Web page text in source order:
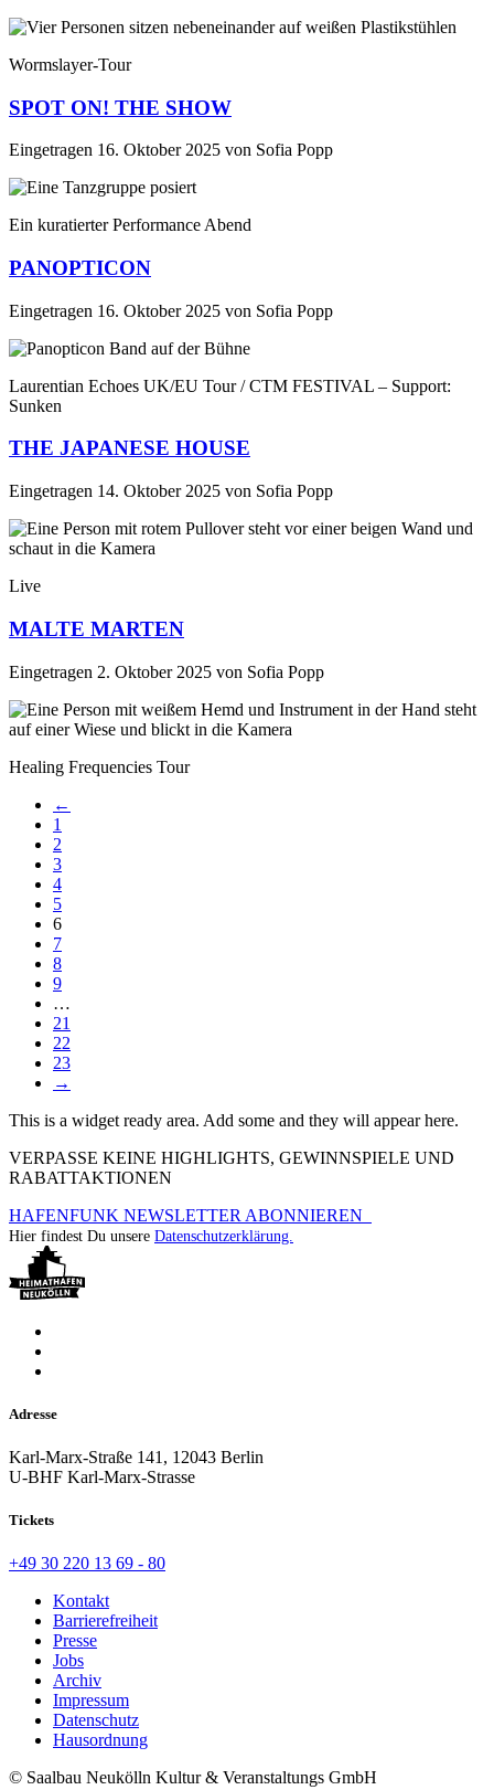
Wormslayer-Tour
SPOT ON! THE SHOW
Eingetragen 16. Oktober 2025 von Sofia Popp
Ein kuratierter Performance Abend
PANOPTICON
Eingetragen 16. Oktober 2025 von Sofia Popp
Laurentian Echoes UK/EU Tour / CTM FESTIVAL – Support:
Sunken
THE JAPANESE HOUSE
Eingetragen 14. Oktober 2025 von Sofia Popp
Live
MALTE MARTEN
Eingetragen 2. Oktober 2025 von Sofia Popp
Healing Frequencies Tour
←
1
2
3
4
5
6
7
8
9
…
21
22
23
→
This is a widget ready area. Add some and they will appear here.
VERPASSE KEINE HIGHLIGHTS, GEWINNSPIELE UND
RABATTAKTIONEN
HAFENFUNK NEWSLETTER ABONNIEREN
Hier findest Du unsere Datenschutzerklärung.
Adresse
Karl-Marx-Straße 141, 12043 Berlin
U-BHF Karl-Marx-Strasse
Tickets
+49 30 220 13 69 - 80
Kontakt
Barrierefreiheit
Presse
Jobs
Archiv
Impressum
Datenschutz
Hausordnung
© Saalbau Neukölln Kultur & Veranstaltungs GmbH